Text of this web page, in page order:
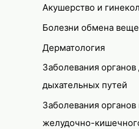
Акушерство и
Болезни обмена
Дерматология
Заболевания
дыхательных путей
Заболевания
желудочно-